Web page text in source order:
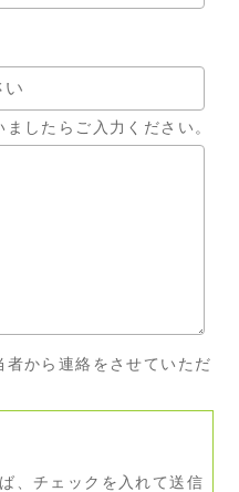
したらご入力ください。
から連絡をさせていただ
、チェックを入れて送信